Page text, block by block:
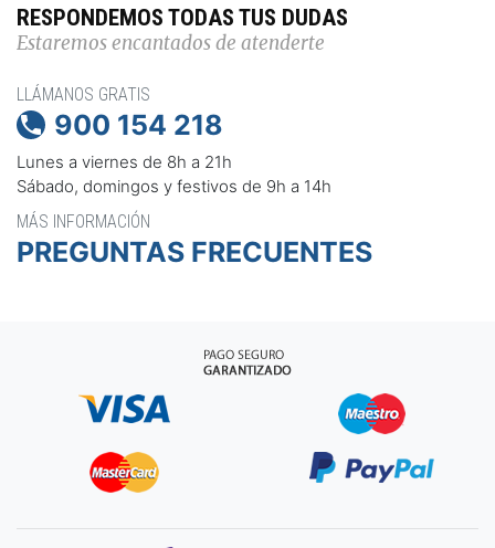
RESPONDEMOS TODAS TUS DUDAS
Estaremos encantados de atenderte
LLÁMANOS GRATIS
 900 154 218
Lunes a viernes de 8h a 21h
Sábado, domingos y festivos de 9h a 14h
MÁS INFORMACIÓN
PREGUNTAS FRECUENTES